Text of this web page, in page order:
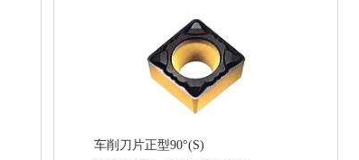
车削刀片正型90°(S)